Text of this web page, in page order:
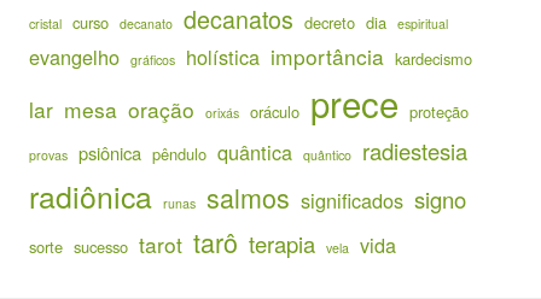
cristal curso decanato decanatos decreto dia espiritual
evangelho gráficos holística importância kardecismo
lar mesa oração orixás oráculo prece proteção
provas psiônica pêndulo quântica quântico radiestesia
radiônica runas salmos significados signo
sorte sucesso tarot tarô terapia vela vida